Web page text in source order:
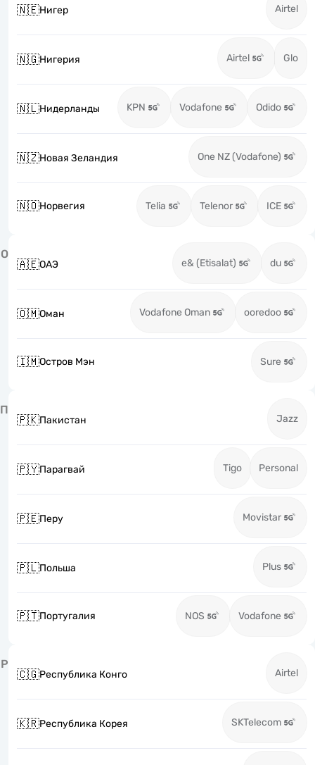
🇳🇪Нигер Airtel
🇳🇬Нигерия Airtel Glo
🇳🇱Нидерланды KPN Vodafone Odido
🇳🇿Новая Зеландия One NZ (Vodafone)
🇳🇴Норвегия Telia Telenor ICE
О
🇦🇪ОАЭ e& (Etisalat) du
🇴🇲Оман Vodafone Oman ooredoo
🇮🇲Остров Мэн Sure
П
🇵🇰Пакистан Jazz
🇵🇾Парагвай Tigo Personal
🇵🇪Перу Movistar
🇵🇱Польша Plus
🇵🇹Португалия NOS Vodafone
Р
🇨🇬Республика Конго Airtel
🇰🇷Республика Корея SKTelecom